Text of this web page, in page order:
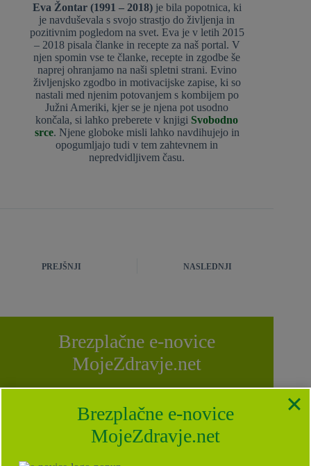
Eva Žontar (1991 – 2018)je bila popotnica, ki
je navduševala s svojo strastjo do življenja in
pozitivnim pogledom na svet. Eva je v letih 2015
– 2018 pisala članke in recepte za naš portal. V
njen spomin vse te članke, recepte in zgodbe še
naprej ohranjamo na naši spletni strani. Evino
življenjsko zgodbo in motivacijske zapise, ki so
nastali med njenim potovanjem s kombijem po
Južni Ameriki, kjer se je njena pot usodno
končala, si lahko preberete v knjigi Svobodno
srce. Njene globoke misli lahko navdihujejo in
opogumljajo tudi v tem zahtevnem in
nepredvidljivem času.
PREJŠNJI NASLEDNJI
Brezplačne e-novice
MojeZdravje.net
RAZSTRUPLJANJE JETER, ŽIVILA ZA
ZMANJŠEVANJE STRESA IN TESNOBE, HRANA ZA
PODPORO IMUNSKEMU SISTEMU, ZDRAVI ZAJTRKI
ZA OTROKE, KURKUMA: NJENE ZDRAVILNE
LASTNOSTI in RECEPTI ZA VSAK DAN.
Brezplačne e-novice
MojeZdravje.net